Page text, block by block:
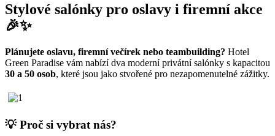
Stylové salónky pro oslavy i firemní akce
🎉✨
Plánujete oslavu, firemní večírek nebo teambuilding? Hotel
Green Paradise vám nabízí dva moderní privátní salónky s kapacitou
30 a 50 osob, které jsou jako stvořené pro nezapomenutelné zážitky.
💡Proč si vybrat nás?